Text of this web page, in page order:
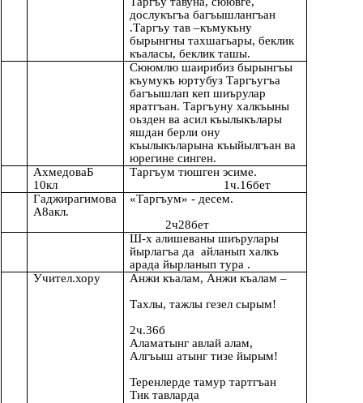
дослукъгъа багъышлангъан
.Таргъу тав –къмукъну
бырынгны тахшагьары, беклик
къаласы, беклик ташы.
Сююмлю шаирибиз бырынгъы
къумукъ юртубуз Таргъугъа
багъышлап кеп шиърулар
яратгъан. Таргъуну халкъыны
оьзден ва асил къылыкълары
яшдан берли ону
къылыкъларына къыйылгъан ва
юрегине синген.
АхмедоваБ
10кл
Таргъум тюшген эсиме.
1ч.16бет
Гаджирагимова
А8акл.
«Таргъум» - десем.
2ч28бет
Ш-х алишеваны шиърулары
йырлагъа да айланып халкъ
арада йырланып тура .
Учител.хору
Анжи къалам, Анжи къалам –
Тахлы, тажлы гезел сырым!
2ч.36б
Аламатынг авлай алам,
Алгъыш атынг тизе йырым!
Теренлерде тамур тартгъан
Тик тавларда